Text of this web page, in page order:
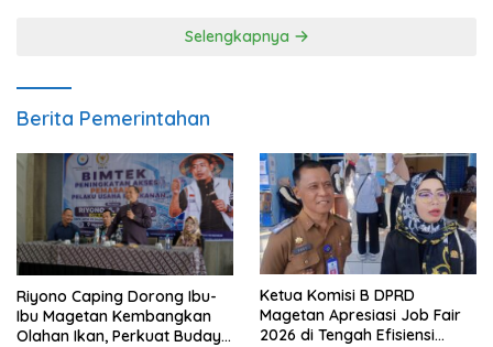
Selengkapnya
Berita Pemerintahan
Riyono Caping Dorong Ibu-
Ibu Magetan Kembangkan
Olahan Ikan, Perkuat Budaya
Ketua Komisi B DPRD
Magetan Apresiasi Job Fair
2026 di Tengah Efisiensi